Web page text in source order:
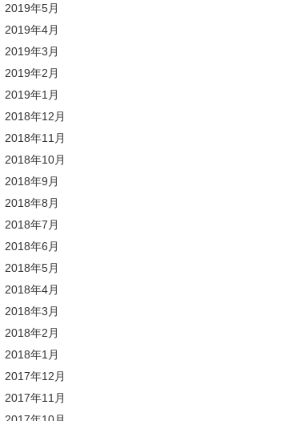
2019年5月
2019年4月
2019年3月
2019年2月
2019年1月
2018年12月
2018年11月
2018年10月
2018年9月
2018年8月
2018年7月
2018年6月
2018年5月
2018年4月
2018年3月
2018年2月
2018年1月
2017年12月
2017年11月